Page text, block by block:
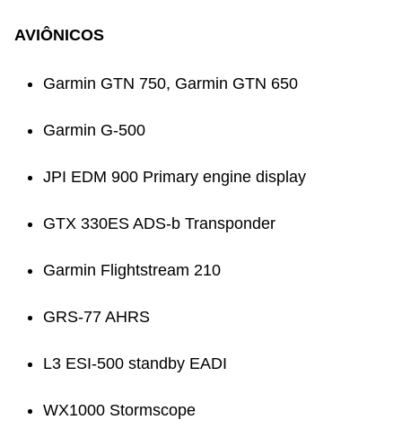
AVIÔNICOS
Garmin GTN 750, Garmin GTN 650
Garmin G-500
JPI EDM 900 Primary engine display
GTX 330ES ADS-b Transponder
Garmin Flightstream 210
GRS-77 AHRS
L3 ESI-500 standby EADI
WX1000 Stormscope